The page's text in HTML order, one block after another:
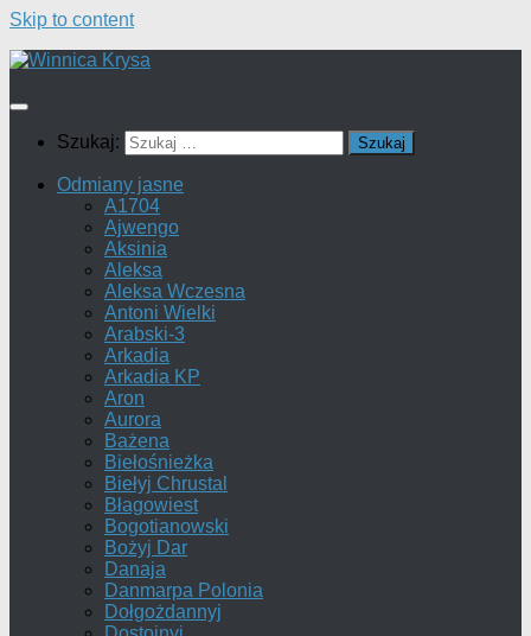
Skip to content
Szukaj:
Odmiany jasne
A1704
Ajwengo
Aksinia
Aleksa
Aleksa Wczesna
Antoni Wielki
Arabski-3
Arkadia
Arkadia KP
Aron
Aurora
Bażena
Biełośnieżka
Biełyj Chrustal
Błagowiest
Bogotianowski
Bożyj Dar
Danaja
Danmarpa Polonia
Dołgożdannyj